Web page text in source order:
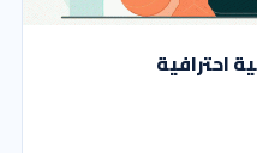
احترافية